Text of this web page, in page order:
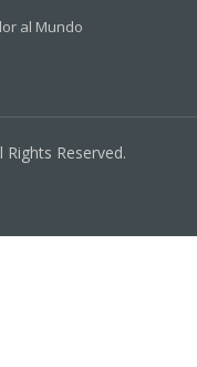
al Mundo
Reserved.